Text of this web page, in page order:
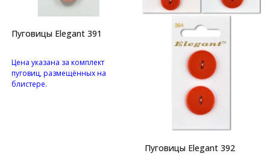
Пуговицы Elegant 391
Цена указана за комплект
пуговиц, размещённых на
блистере.
Пуговицы Elegant 392